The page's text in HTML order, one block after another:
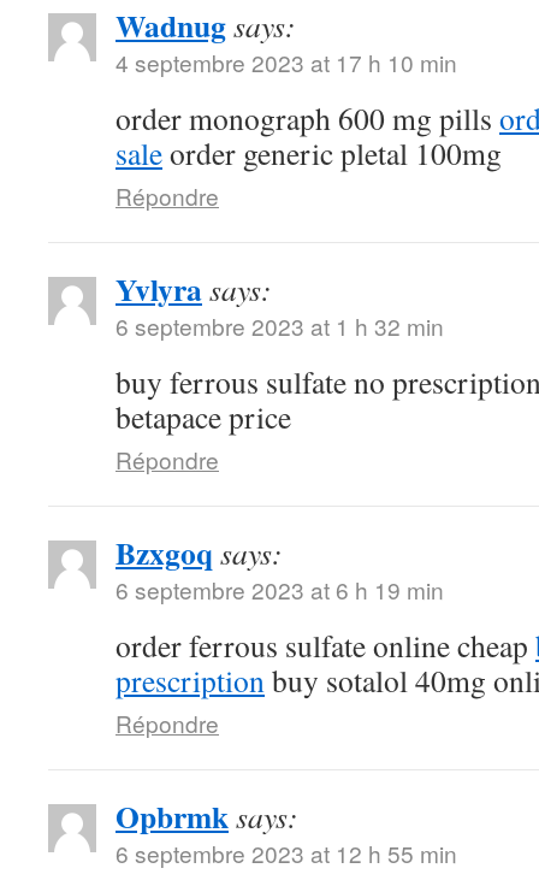
Wadnugsays:
4 septembre 2023 at 17 h 10 min
order monograph 600 mg pills
saleorder generic pletal 100mg
Répondre
Yvlyrasays:
6 septembre 2023 at 1 h 32 min
buy ferrous sulfate no
betapace price
Répondre
Bzxgoq says:
6 septembre 2023 at 6 h 19 min
order ferrous sulfate online cheap
prescription buy sotalol 40mg
Répondre
Opbrmksays:
6 septembre 2023 at 12 h 55 min